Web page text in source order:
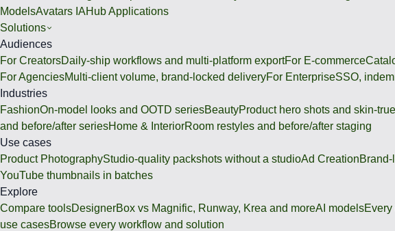
ModelsAvatars IAHub Applications
Solutions
Audiences
For CreatorsDaily-ship workflows and multi-platform exportFor E-commerce
For AgenciesMulti-client volume, brand-locked deliveryFor EnterpriseSSO,
Industries
FashionOn-model looks and OOTD seriesBeautyProduct hero shots and skin-
and before/after seriesHome & InteriorRoom restyles and before/after staging
Use cases
Product PhotographyStudio-quality packshots without a studioAd Creation
YouTube thumbnails in batches
Explore
Compare toolsDesignerBox vs Magnific, Runway, Krea and moreAI models
use casesBrowse every workflow and solution